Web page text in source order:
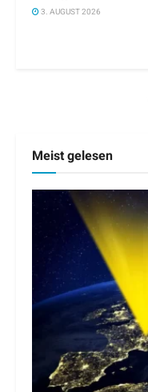
3. AUGUST 2026
Meist gelesen